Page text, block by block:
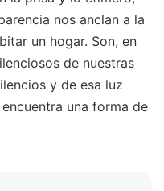
nos anclan a la
un hogar. Son, en
de nuestras
y de esa luz
una forma de